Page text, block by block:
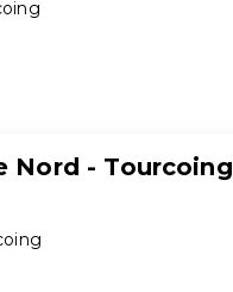
Nord - Tourcoing